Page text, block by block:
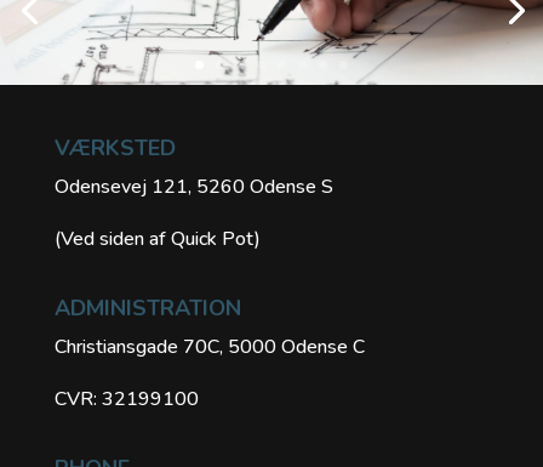
VÆRKSTED
Odensevej 121, 5260 Odense S
(Ved siden af Quick Pot)
ADMINISTRATION
Christiansgade 70C, 5000 Odense C
CVR: 32199100